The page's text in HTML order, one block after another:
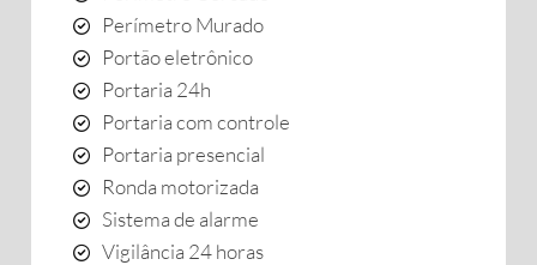
Perímetro Murado
Portão eletrônico
Portaria 24h
Portaria com controle
Portaria presencial
Ronda motorizada
Sistema de alarme
Vigilância 24 horas